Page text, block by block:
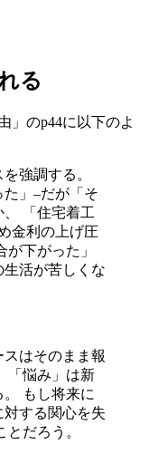
る
」のp44に以下のよ
強調する。
た」–だが「そ
「住宅着工
金利の上げ圧
下がった」
活が苦しくな
はそのまま報
「悩み」は新
もし将来に
する関心を失
だろう。